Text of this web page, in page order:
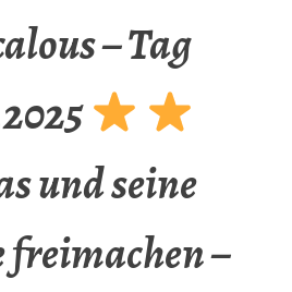
– Tag
und seine
freimachen –